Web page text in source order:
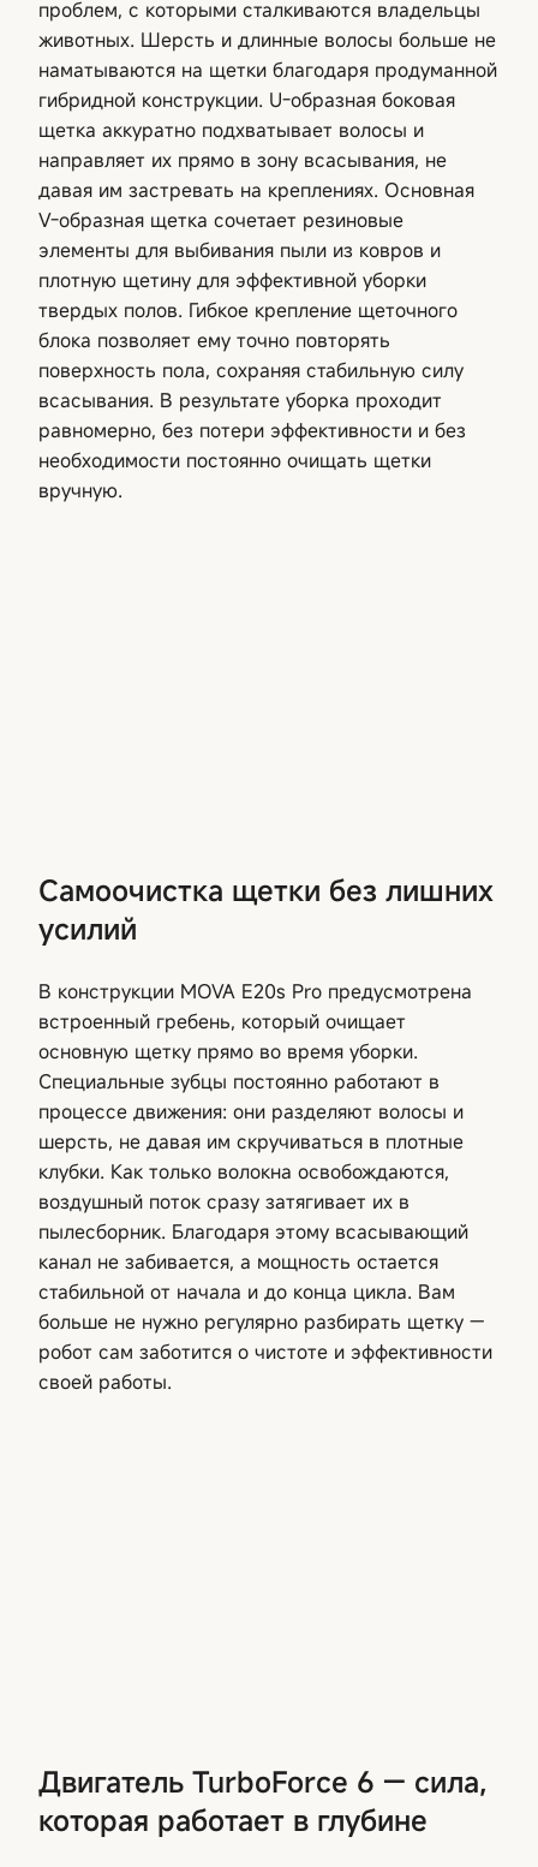
проблем, с которыми сталкиваются владельцы
животных. Шерсть и длинные волосы больше не
наматываются на щетки благодаря продуманной
гибридной конструкции. U-образная боковая
щетка аккуратно подхватывает волосы и
направляет их прямо в зону всасывания, не
давая им застревать на креплениях. Основная
V-образная щетка сочетает резиновые
элементы для выбивания пыли из ковров и
плотную щетину для эффективной уборки
твердых полов. Гибкое крепление щеточного
блока позволяет ему точно повторять
поверхность пола, сохраняя стабильную силу
всасывания. В результате уборка проходит
равномерно, без потери эффективности и без
необходимости постоянно очищать щетки
вручную.
Самоочистка щетки без лишних
усилий
В конструкции MOVA E20s Pro предусмотрена
встроенный гребень, который очищает
основную щетку прямо во время уборки.
Специальные зубцы постоянно работают в
процессе движения: они разделяют волосы и
шерсть, не давая им скручиваться в плотные
клубки. Как только волокна освобождаются,
воздушный поток сразу затягивает их в
пылесборник. Благодаря этому всасывающий
канал не забивается, а мощность остается
стабильной от начала и до конца цикла. Вам
больше не нужно регулярно разбирать щетку —
робот сам заботится о чистоте и эффективности
своей работы.
Двигатель TurboForce 6 — сила,
которая работает в глубине